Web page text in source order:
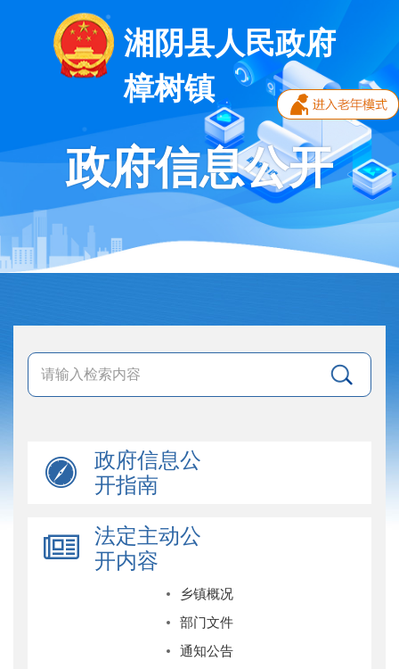
湘阴县人民政府
樟树镇
政府信息公开
政府信息公
开指南
法定主动公
开内容
乡镇概况
部门文件
通知公告